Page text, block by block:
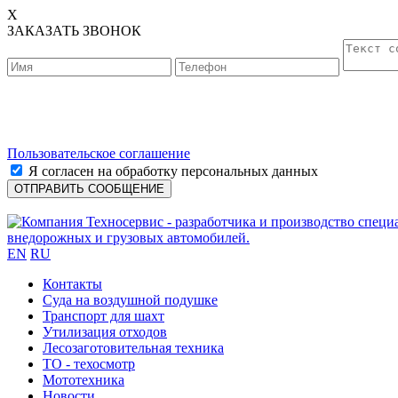
X
ЗАКАЗАТЬ ЗВОНОК
Пользовательское соглашение
Я согласен на обработку персональных данных
EN RU
Контакты
Cуда на воздушной подушке
Транспорт для шахт
Утилизация отходов
Лесозаготовительная техника
ТО - техосмотр
Мототехника